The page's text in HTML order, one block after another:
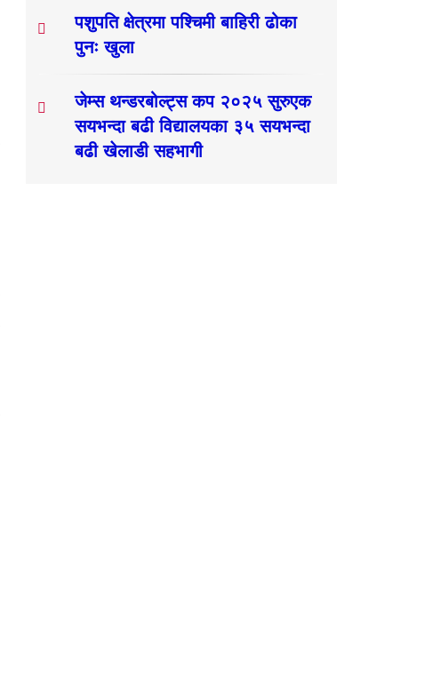
पशुपति क्षेत्रमा पश्चिमी बाहिरी ढोका
पुनः खुला
जेम्स थन्डरबोल्ट्स कप २०२५ सुरुएक
सयभन्दा बढी विद्यालयका ३५ सयभन्दा
बढी खेलाडी सहभागी